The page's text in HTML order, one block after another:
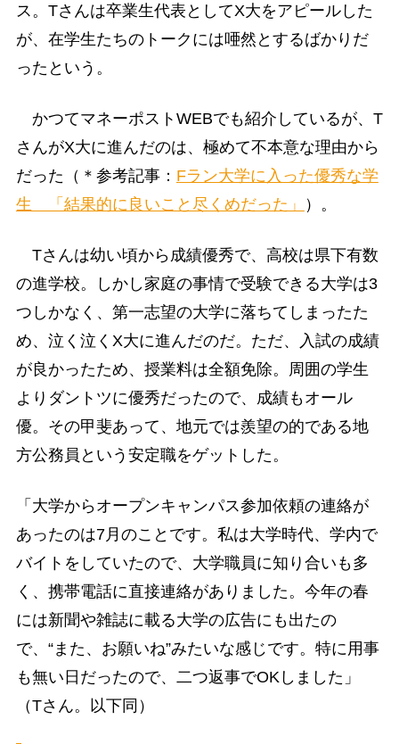
ス。Tさんは卒業生代表としてX大をアピールした
が、在学生たちのトークには唖然とするばかりだ
ったという。
かつてマネーポストWEBでも紹介しているが、T
さんがX大に進んだのは、極めて不本意な理由から
だった（＊参考記事： Fラン大学に入った優秀な学
生 「結果的に良いこと尽くめだった」
）。
Tさんは幼い頃から成績優秀で、高校は県下有数
の進学校。しかし家庭の事情で受験できる大学は3
つしかなく、第一志望の大学に落ちてしまったた
め、泣く泣くX大に進んだのだ。ただ、入試の成績
が良かったため、授業料は全額免除。周囲の学生
よりダントツに優秀だったので、成績もオール
優。その甲斐あって、地元では羨望の的である地
方公務員という安定職をゲットした。
「大学からオープンキャンパス参加依頼の連絡が
あったのは7月のことです。私は大学時代、学内で
バイトをしていたので、大学職員に知り合いも多
く、携帯電話に直接連絡がありました。今年の春
には新聞や雑誌に載る大学の広告にも出たの
で、“また、お願いね”みたいな感じです。特に用事
も無い日だったので、二つ返事でOKしました」
（Tさん。以下同）